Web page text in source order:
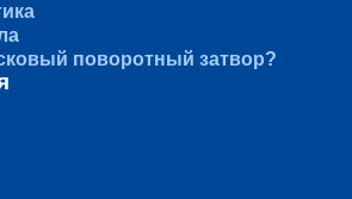
поворотный затвор?